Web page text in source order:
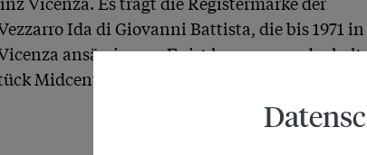
Ida di Giovanni Battista, die bis 1971
ansässig war. Es ist hervorragend
Midcentury-Schmuckgeschichte.